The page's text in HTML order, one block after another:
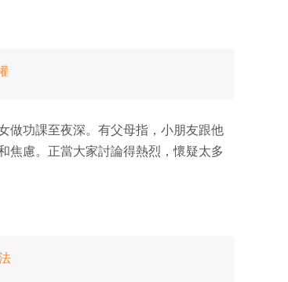
做功課至夜深。有父母指，小朋友跟他
焦慮。正當大家討論得熱烈，懷疑太多